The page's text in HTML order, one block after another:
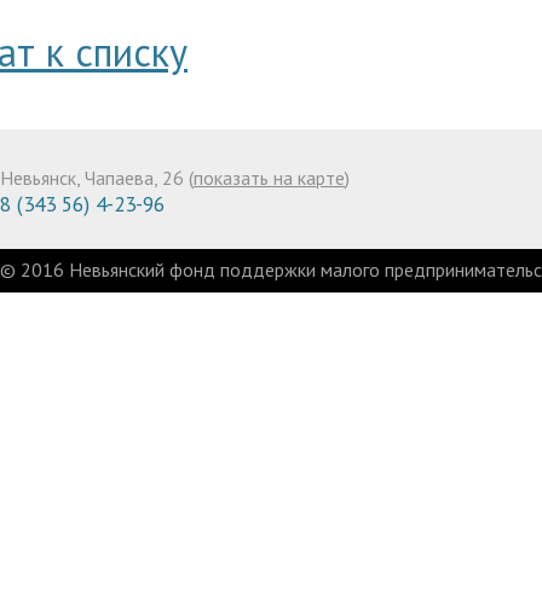
к списку
Невьянск, Чапаева, 26 (показать на карте)
8 (343 56) 4-23-96
© 2016 Невьянский фонд поддержки малого